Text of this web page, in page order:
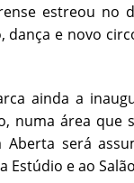
estreou no
dança e novo
ainda a
numa área que
Aberta será
Estúdio e ao